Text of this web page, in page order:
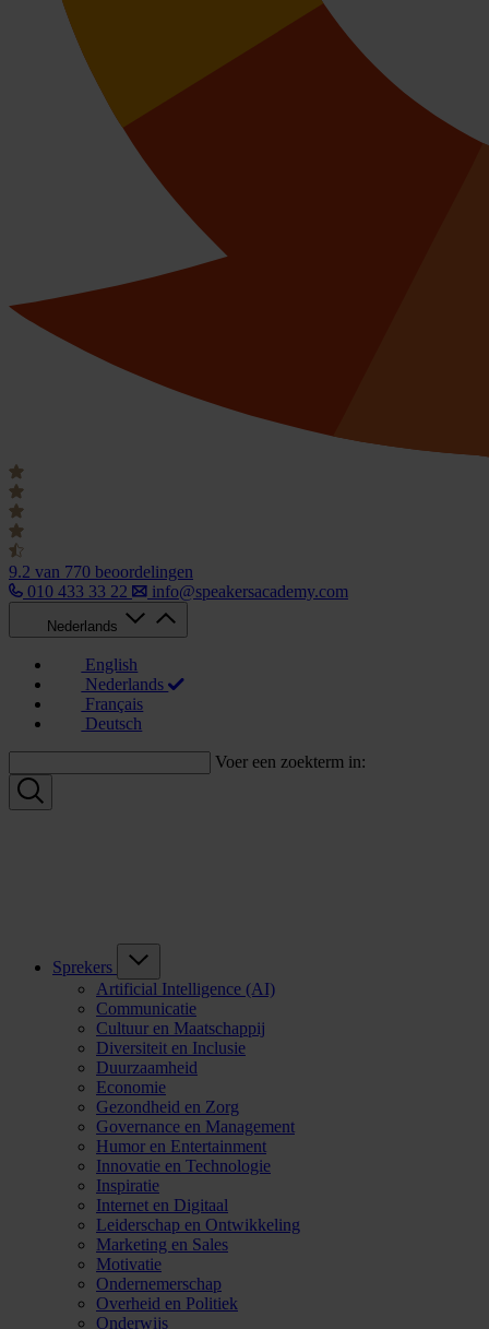
9.2 van 770 beoordelingen
010 433 33 22
info@speakersacademy.com
Nederlands
English
Nederlands
Français
Deutsch
Voer een zoekterm in:
Sprekers
Artificial Intelligence (AI)
Communicatie
Cultuur en Maatschappij
Diversiteit en Inclusie
Duurzaamheid
Economie
Gezondheid en Zorg
Governance en Management
Humor en Entertainment
Innovatie en Technologie
Inspiratie
Internet en Digitaal
Leiderschap en Ontwikkeling
Marketing en Sales
Motivatie
Ondernemerschap
Overheid en Politiek
Onderwijs